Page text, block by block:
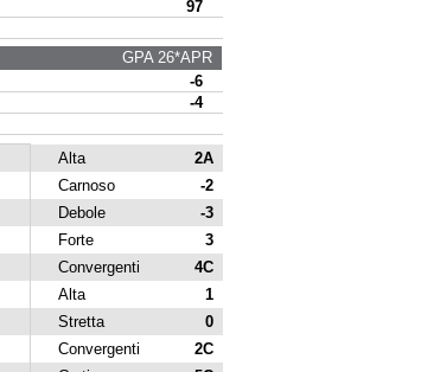
97
GPA 26*APR
-6
-4
Alta
2A
Carnoso
-2
Debole
-3
Forte
3
Convergenti
4C
Alta
1
Stretta
0
Convergenti
2C